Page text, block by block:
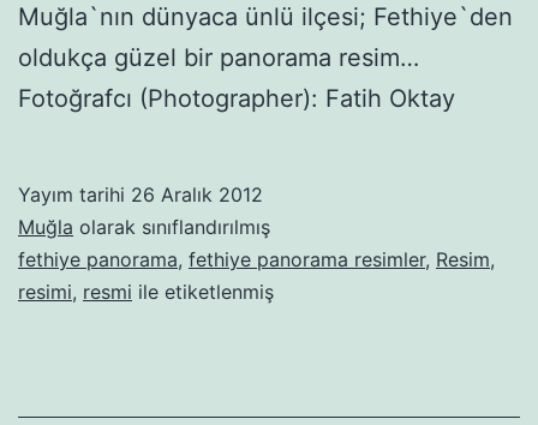
Muğla`nın dünyaca ünlü ilçesi; Fethiye`den
oldukça güzel bir panorama resim…
Fotoğrafcı (Photographer): Fatih Oktay
Yayım tarihi 26 Aralık 2012
Muğla olarak sınıflandırılmış
fethiye panorama, fethiye panorama resimler, Resim,
resimi, resmi ile etiketlenmiş